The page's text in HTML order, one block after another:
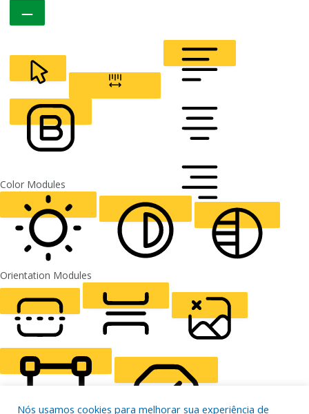
CURSOR LETTER SPACING
ALIGN TEXT
LIGHT CONTRAST
Orientation Modules
READING LINE READING MASK HIDE IMAGES
Nós usamos cookies para melhorar sua experiência de